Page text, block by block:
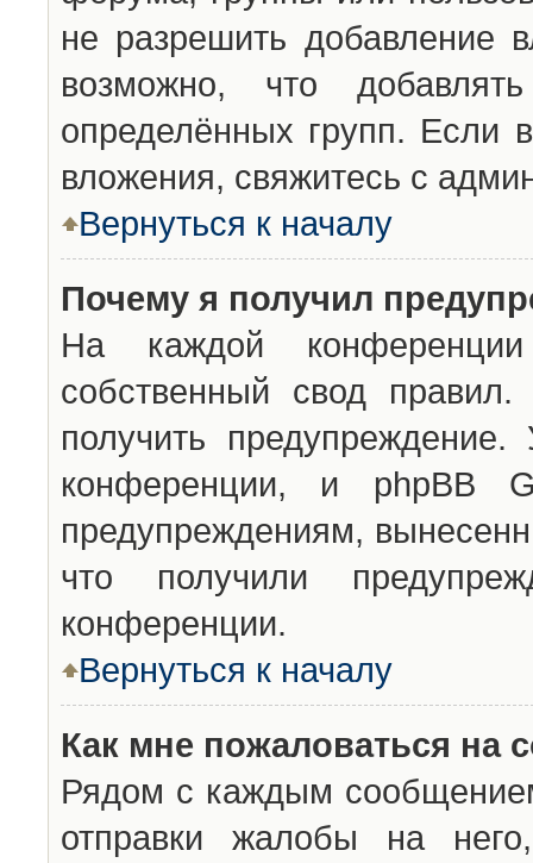
не разрешить добавление
возможно, что
определённых групп. Если
вложения, свяжитесь с
Вернуться к началу
Почему я получил
На каждой конференции
собственный свод
получить
конференции, и phpBB
предупреждениям,
что получили
конференции.
Вернуться к началу
Как мне пожаловаться на
Рядом с каждым
отправки жалобы на